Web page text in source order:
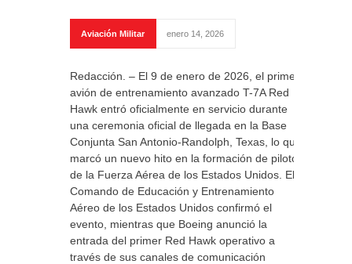
Aviación Militar enero 14, 2026
Redacción. – El 9 de enero de 2026, el primer
avión de entrenamiento avanzado T-7A Red
Hawk entró oficialmente en servicio durante
una ceremonia oficial de llegada en la Base
Conjunta San Antonio-Randolph, Texas, lo que
marcó un nuevo hito en la formación de pilotos
de la Fuerza Aérea de los Estados Unidos. El
Comando de Educación y Entrenamiento
Aéreo de los Estados Unidos confirmó el
evento, mientras que Boeing anunció la
entrada del primer Red Hawk operativo a
través de sus canales de comunicación